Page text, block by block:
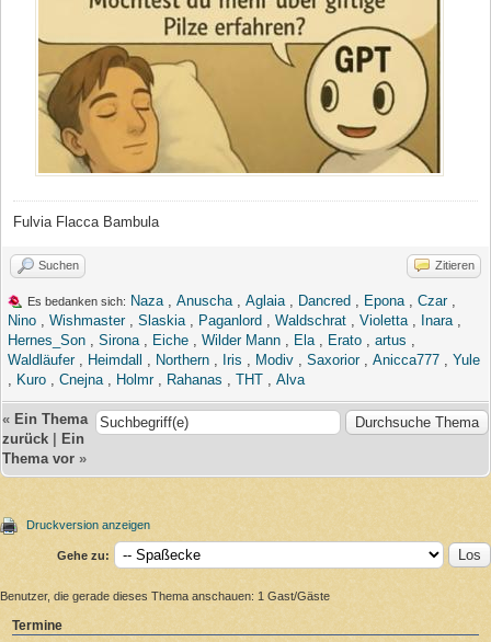
Fulvia Flacca Bambula
Suchen Zitieren
Es bedanken sich: Naza, Anuscha, Aglaia, Dancred , Epona, Czar,
Nino , Wishmaster, Slaskia, Paganlord , Waldschrat , Violetta, Inara,
Hernes_Son , Sirona, Eiche , Wilder Mann , Ela, Erato , artus ,
Waldläufer, Heimdall , Northern , Iris , Modiv , Saxorior, Anicca777 , Yule
, Kuro , Cnejna, Holmr, Rahanas , THT , Alva
« Ein Thema
zurück
Ein
Thema vor »
Druckversion anzeigen
Gehe zu:
Benutzer, die gerade dieses Thema anschauen: 1 Gast/Gäste
Termine